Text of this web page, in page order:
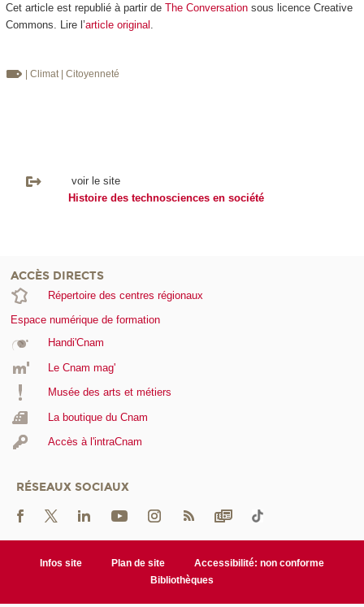
Cet article est republié à partir de The Conversationsous licence Creative
Commons. Lire l’article original
| Climat | Citoyenneté
voir le site
Histoire des technosciences en société
ACCÈS DIRECTS
Répertoire des centres régionaux
Espace numérique de formation
Handi'Cnam
Le Cnam mag'
Musée des arts et métiers
La boutique du Cnam
Accès à l'intraCnam
RÉSEAUX SOCIAUX
Infos site Plan de site
Accessibilité: non conforme
Bibliothèques